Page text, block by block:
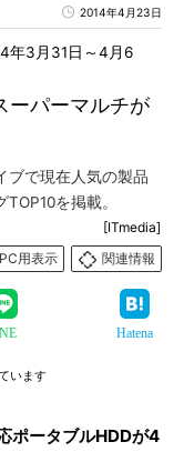
2014年4月23日
ーパーマルチが
年3月31日～4月6
ブで現在人気の製品
を掲載。
[ITmedia]
PC用表示
関連情報
Hatena
います
ポータブルHDDが4